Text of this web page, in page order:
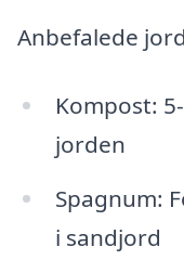
Anbefalede
Kompost:
jorden
Spagnum:
i sandjord